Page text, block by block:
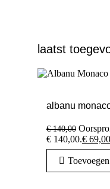
laatst
albanu
€140,00
€ 140,00.€ 69,00